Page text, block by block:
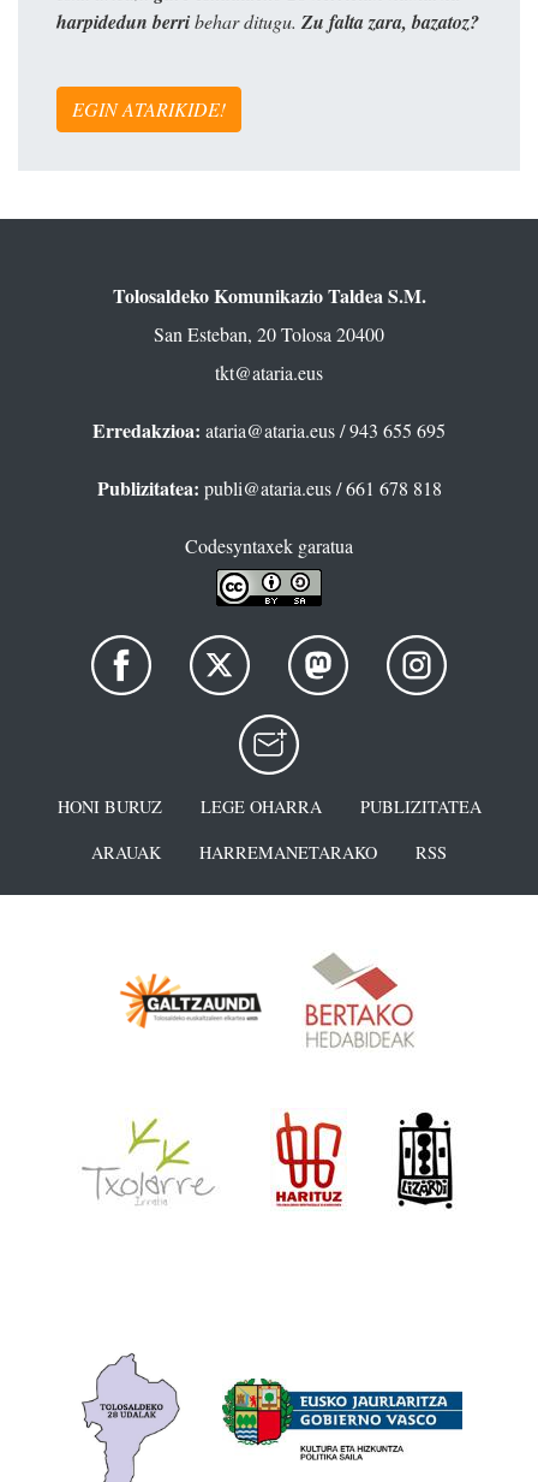
harpidedun berribehar ditugu. Zu falta zara, bazatoz?
EGIN ATARIKIDE!
Tolosaldeko Komunikazio Taldea S.M.
San Esteban, 20 Tolosa 20400
tkt@ataria.eus
Erredakzioa: ataria@ataria.eus/ 943 655 695
Publizitatea: publi@ataria.eus/ 661 678 818
Codesyntaxek garatua
HONI BURUZ LEGE OHARRA
PUBLIZITATEA
ARAUAK
HARREMANETARAKO RSS